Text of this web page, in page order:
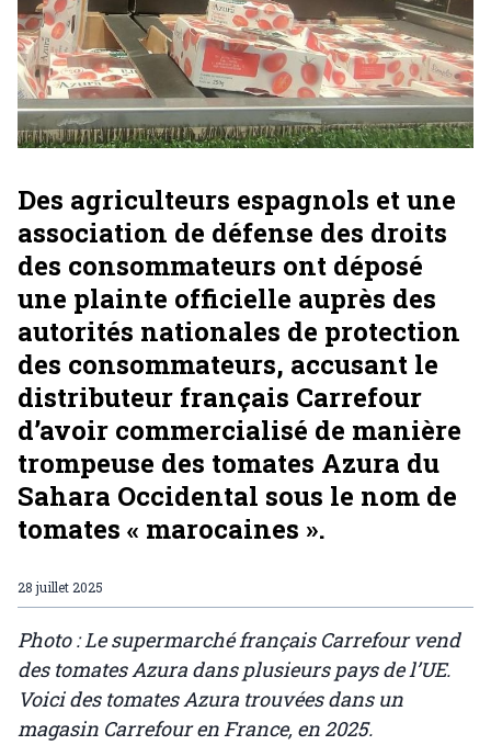
Des agriculteurs espagnols et une
association de défense des droits
des consommateurs ont déposé
une plainte officielle auprès des
autorités nationales de protection
des consommateurs, accusant le
distributeur français Carrefour
d’avoir commercialisé de manière
trompeuse des tomates Azura du
Sahara Occidental sous le nom de
tomates « marocaines ».
28 juillet 2025
Photo : Le supermarché français Carrefour vend
des tomates Azura dans plusieurs pays de l’UE.
Voici des tomates Azura trouvées dans un
magasin Carrefour en France, en 2025.